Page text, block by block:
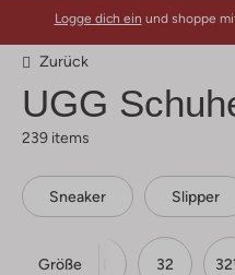
Logge dich ein und shoppe
Zurück
UGG
239 items
Sneaker Slipper
Größe
30 32